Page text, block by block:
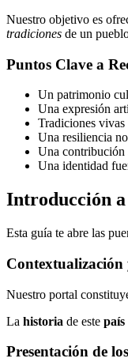
Nuestro objetivo es
tradiciones de un
Puntos Clave a
Un patrimonio
Una expresión
Tradiciones vivas
Una resiliencia
Una
Una identidad
Introducción
Esta guía te abre las
Contextualización
Nuestro portal
La historia de este país
Presentación de